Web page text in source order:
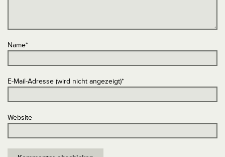
Name*
E-Mail-Adresse (wird nicht angezeigt)*
Website